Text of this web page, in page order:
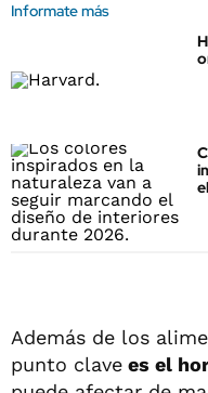
Informate más
Además de los
punto clave es el